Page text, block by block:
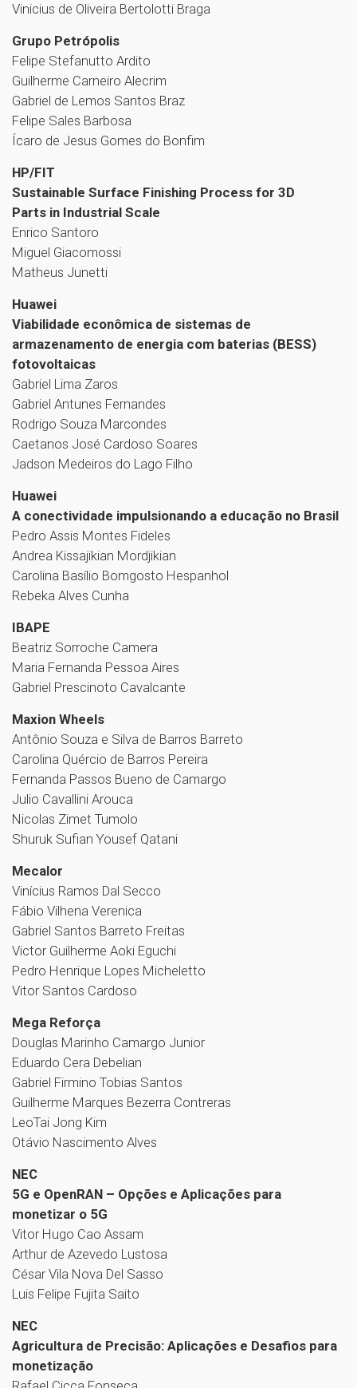
Vinicius de Oliveira Bertolotti Braga
Grupo Petrópolis
Felipe Stefanutto Ardito
Guilherme Carneiro Alecrim
Gabriel de Lemos Santos Braz
Felipe Sales Barbosa
Ícaro de Jesus Gomes do Bonfim
HP/FIT
Sustainable Surface Finishing Process for 3D
Parts in Industrial Scale
Enrico Santoro
Miguel Giacomossi
Matheus Junetti
Huawei
Viabilidade econômica de sistemas de
armazenamento de energia com baterias (BESS)
fotovoltaicas
Gabriel Lima Zaros
Gabriel Antunes Fernandes
Rodrigo Souza Marcondes
Caetanos José Cardoso Soares
Jadson Medeiros do Lago Filho
Huawei
A conectividade impulsionando a educação no Brasil
Pedro Assis Montes Fideles
Andrea Kissajikian Mordjikian
Carolina Basílio Bomgosto Hespanhol
Rebeka Alves Cunha
IBAPE
Beatriz Sorroche Camera
Maria Fernanda Pessoa Aires
Gabriel Prescinoto Cavalcante
Maxion Wheels
Antônio Souza e Silva de Barros Barreto
Carolina Quércio de Barros Pereira
Fernanda Passos Bueno de Camargo
Julio Cavallini Arouca
Nicolas Zimet Tumolo
Shuruk Sufian Yousef Qatani
Mecalor
Vinícius Ramos Dal Secco
Fábio Vilhena Verenica
Gabriel Santos Barreto Freitas
Victor Guilherme Aoki Eguchi
Pedro Henrique Lopes Micheletto
Vitor Santos Cardoso
Mega Reforça
Douglas Marinho Camargo Junior
Eduardo Cera Debelian
Gabriel Firmino Tobias Santos
Guilherme Marques Bezerra Contreras
LeoTai Jong Kim
Otávio Nascimento Alves
NEC
5G e OpenRAN – Opções e Aplicações para
monetizar o 5G
Vitor Hugo Cao Assam
Arthur de Azevedo Lustosa
César Vila Nova Del Sasso
Luis Felipe Fujita Saito
NEC
Agricultura de Precisão: Aplicações e Desafios para
monetização